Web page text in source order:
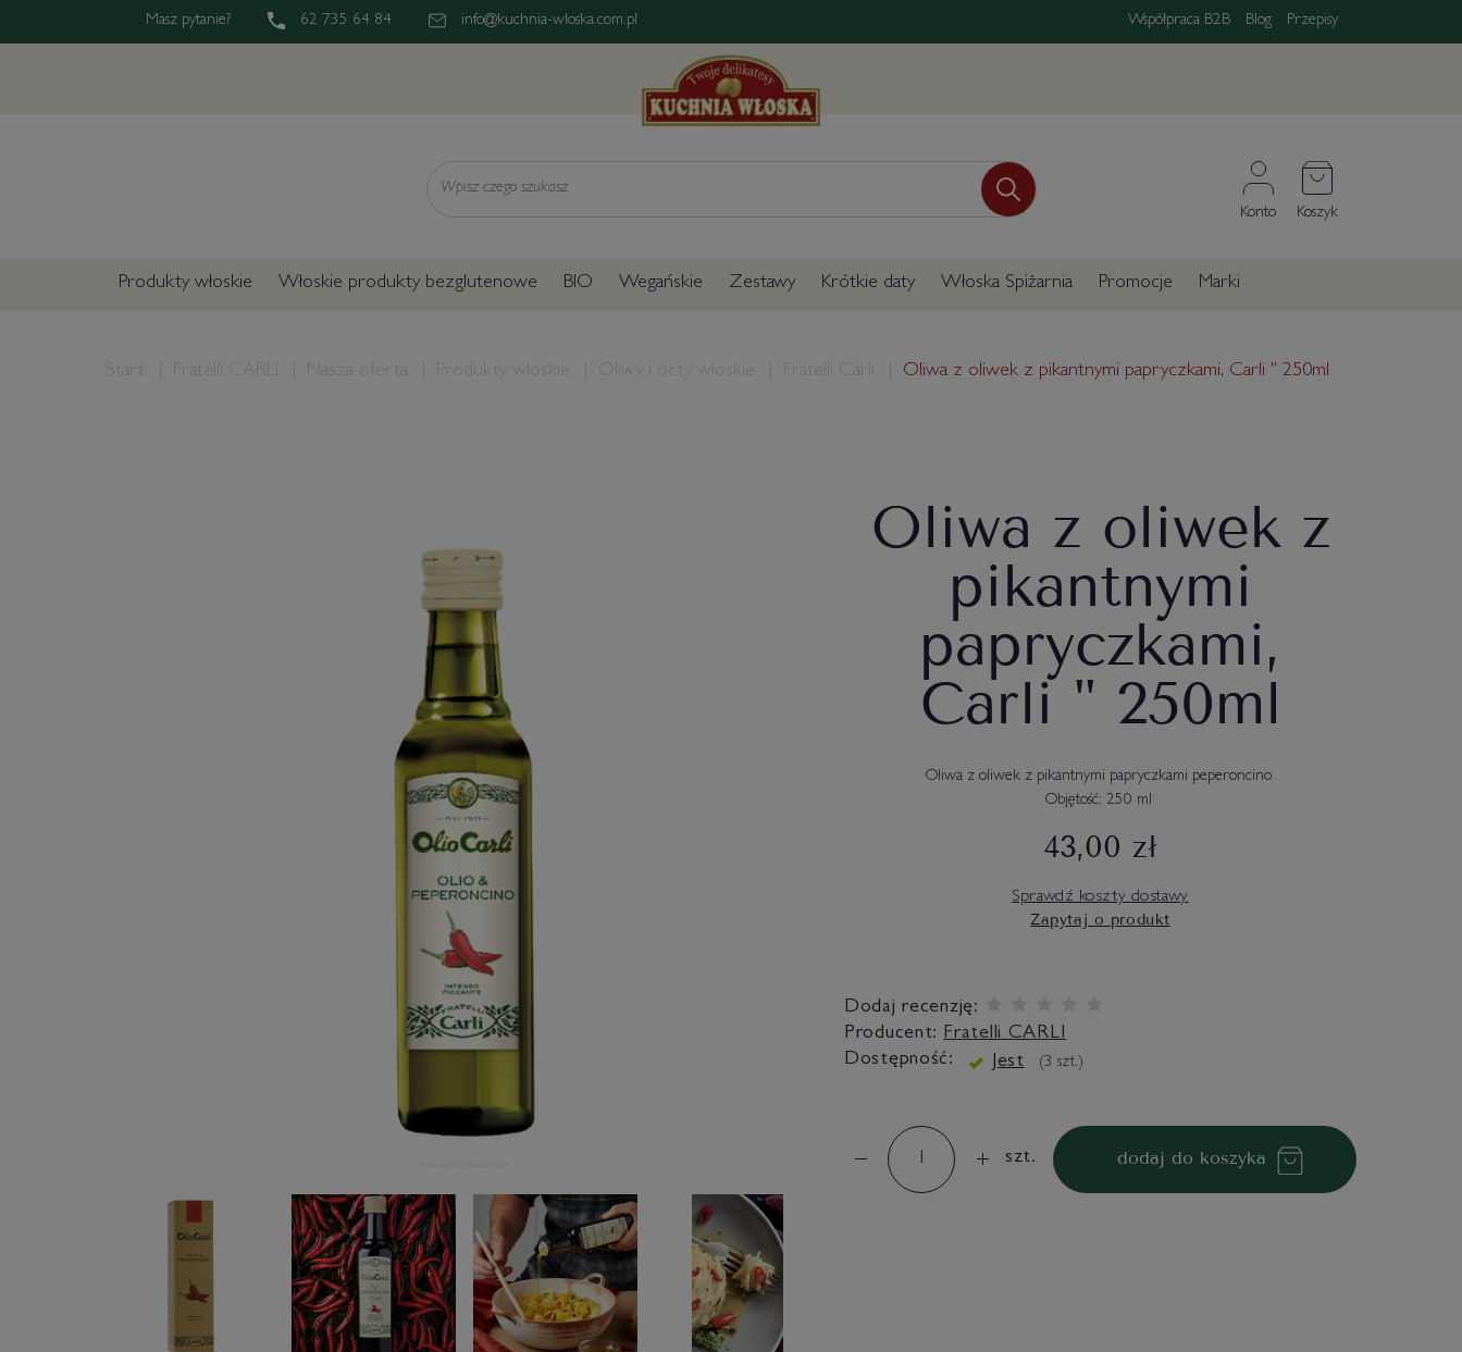
Masz pytanie? 62 735 64 84 info@kuchnia-wloska.com.pl Współpraca B2B Blog Przepisy
Konto Koszyk
Produkty włoskie Włoskie produkty bezglutenowe BIO Wegańskie Zestawy Krótkie daty Włoska Spiżarnia Promocje Marki
Start Fratelli CARLI Nasza oferta Produkty włoskie Oliwy i octy włoskie Fratelli Carli Oliwa z oliwek z pikantnymi papryczkami, Carli " 250ml
Oliwa z oliwek z
pikantnymi
papryczkami,
Carli " 250ml
Oliwa z oliwek z pikantnymi papryczkami peperoncino
Objętość: 250 ml
43,00 zł
Sprawdź koszty dostawy
Zapytaj o produkt
Dodaj recenzję:
Producent: Fratelli CARLI
Dostępność:
Jest (3 szt.)
szt. dodaj do koszyka